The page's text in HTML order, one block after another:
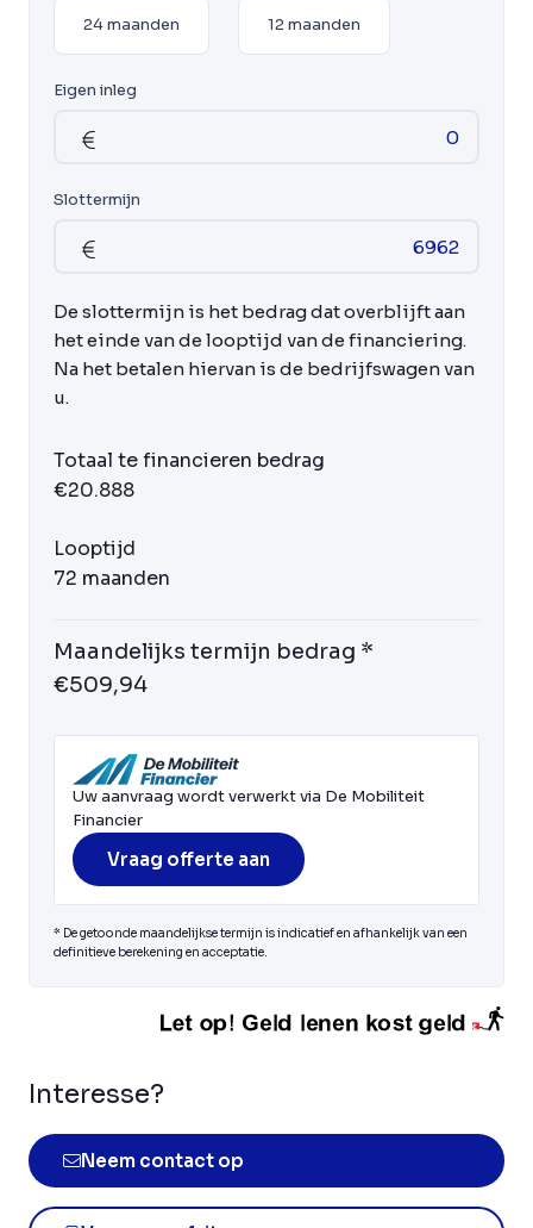
24 maanden 12 maanden
Eigen inleg
Slottermijn
De slottermijn is het bedrag dat overblijft aan
het einde van de looptijd van de financiering.
Na het betalen hiervan is de bedrijfswagen van
u.
Totaal te financieren bedrag
€20.888
Looptijd
72 maanden
Maandelijks termijn bedrag *
€509,94
Uw aanvraag wordt verwerkt via De Mobiliteit
Financier
Vraag offerte aan
* De getoonde maandelijkse termijn is indicatief en afhankelijk van een
definitieve berekening en acceptatie.
Interesse?
Neem contact op